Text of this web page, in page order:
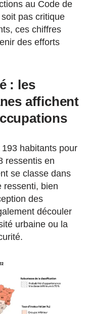
au Code de
pas critique
ces chiffres
des efforts
: les
affichent
habitants pour
ressentis en
se classe dans
ressenti, bien
des
découler
urbaine ou la